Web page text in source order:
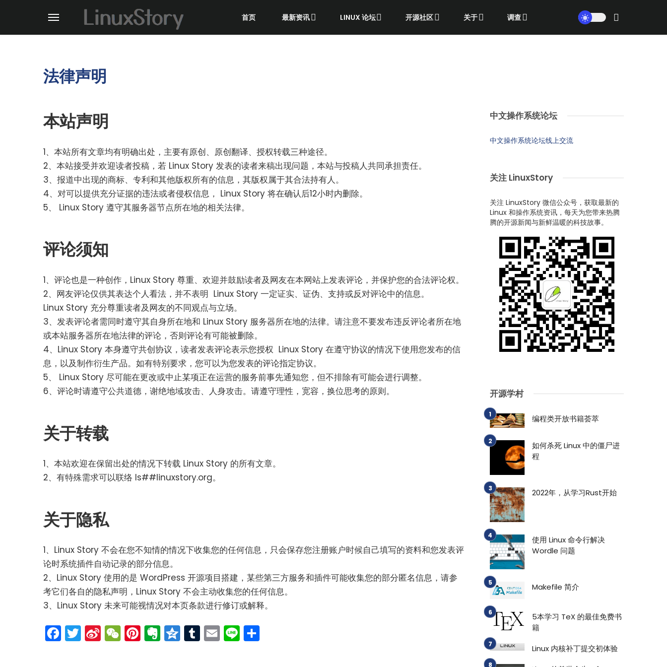
首页 最新资讯 LINUX 论坛 开源社区 关于 调查
法律声明
本站声明
1、本站所有文章均有明确出处，主要有原创、原创翻译、授权转载三种途径。
2、本站接受并欢迎读者投稿，若 Linux Story 发表的读者来稿出现问题，本站与投稿人共同承担责任。
3、报道中出现的商标、专利和其他版权所有的信息，其版权属于其合法持有人。
4、对可以提供充分证据的违法或者侵权信息， Linux Story 将在确认后12小时内删除。
5、 Linux Story 遵守其服务器节点所在地的相关法律。
评论须知
1、评论也是一种创作，Linux Story 尊重、欢迎并鼓励读者及网友在本网站上发表评论，并保护您的合法评论权。
2、网友评论仅供其表达个人看法，并不表明 Linux Story 一定证实、证伪、支持或反对评论中的信息。
Linux Story 充分尊重读者及网友的不同观点与立场。
3、发表评论者需同时遵守其自身所在地和 Linux Story 服务器所在地的法律。请注意不要发布违反评论者所在地
或本站服务器所在地法律的评论，否则评论有可能被删除。
4、Linux Story 本身遵守共创协议，读者发表评论表示您授权 Linux Story 在遵守协议的情况下使用您发布的信
息，以及制作衍生产品。如有特别要求，您可以为您发表的评论指定协议。
5、 Linux Story 尽可能在更改或中止某项正在运营的服务前事先通知您，但不排除有可能会进行调整。
6、评论时请遵守公共道德，谢绝地域攻击、人身攻击。请遵守理性，宽容，换位思考的原则。
关于转载
1、本站欢迎在保留出处的情况下转载 Linux Story 的所有文章。
2、有特殊需求可以联络 ls##linuxstory.org。
关于隐私
1、Linux Story 不会在您不知情的情况下收集您的任何信息，只会保存您注册账户时候自己填写的资料和您发表评
论时系统插件自动记录的部分信息。
2、Linux Story 使用的是 WordPress 开源项目搭建，某些第三方服务和插件可能收集您的部分匿名信息，请参
考它们各自的隐私声明，Linux Story 不会主动收集您的任何信息。
3、Linux Story 未来可能视情况对本页条款进行修订或解释。
Facebook
Twitter
Sina
Weibo
WeChat
Pinterest
Evernote
Qzone
Tumblr
Email
Line
中文操作系统论坛
中文操作系统论坛线上交流
关注 LinuxStory
关注 LinuxStory 微信公众号，获取最新的
Linux 和操作系统资讯，每天为您带来热腾
腾的开源新闻与新鲜温暖的科技故事。
开源学村
编程类开放书籍荟萃
如何杀死 Linux 中的僵尸进
程
2022年，从学习Rust开始
使用 Linux 命令行解决
Wordle 问题
Makefile 简介
5本学习 TeX 的最佳免费书
籍
Linux 内核补丁提交初体验